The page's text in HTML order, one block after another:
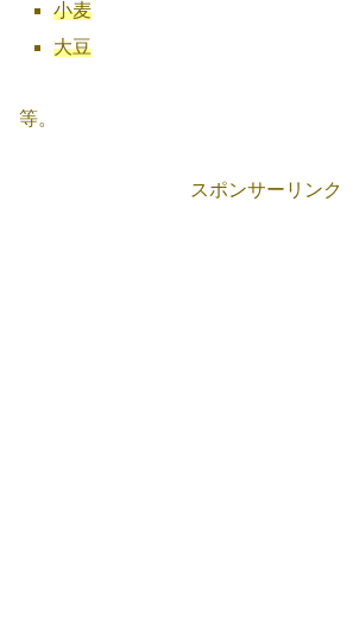
小麦
大豆
等。
スポンサーリンク